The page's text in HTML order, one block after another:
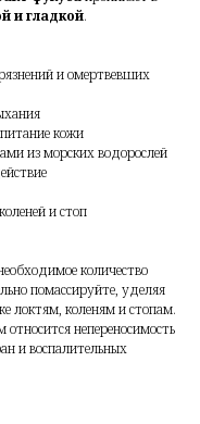
и гладкой.
и омертвевших
кожи
из морских водорослей
и стоп
количество
помассируйте, уделяя
локтям, коленям и стопам.
непереносимость
и воспалительных